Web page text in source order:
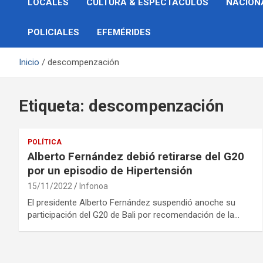
LOCALES CULTURA & ESPECTÁCULOS
POLICIALES EFEMÉRIDES
Inicio descompenzación
Etiqueta: descompenzación
POLÍTICA
Alberto Fernández debió retirarse del G20
por un episodio de Hipertensión
15/11/2022 Infonoa
El presidente Alberto Fernández suspendió anoche su
participación del G20 de Bali por recomendación de la…